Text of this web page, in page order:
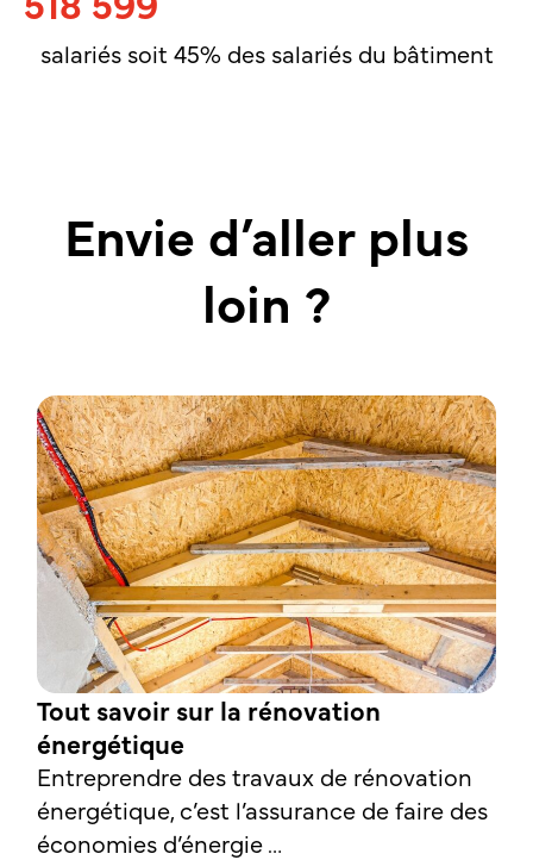
salariés soit 45% des salariés du bâtiment
Envie d’aller plus
loin ?
Tout savoir sur la rénovation
énergétique
Entreprendre des travaux de rénovation
énergétique, c’est l’assurance de faire des
économies d’énergie …